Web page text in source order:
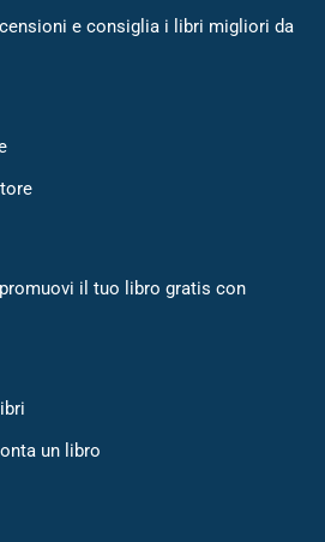
e consiglia i libri migliori da
il tuo libro gratis con
un libro